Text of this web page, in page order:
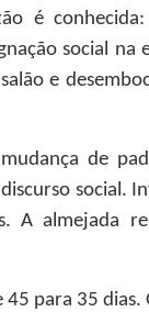
é
social na
e
de
social.
A almejada
para 35 dias.